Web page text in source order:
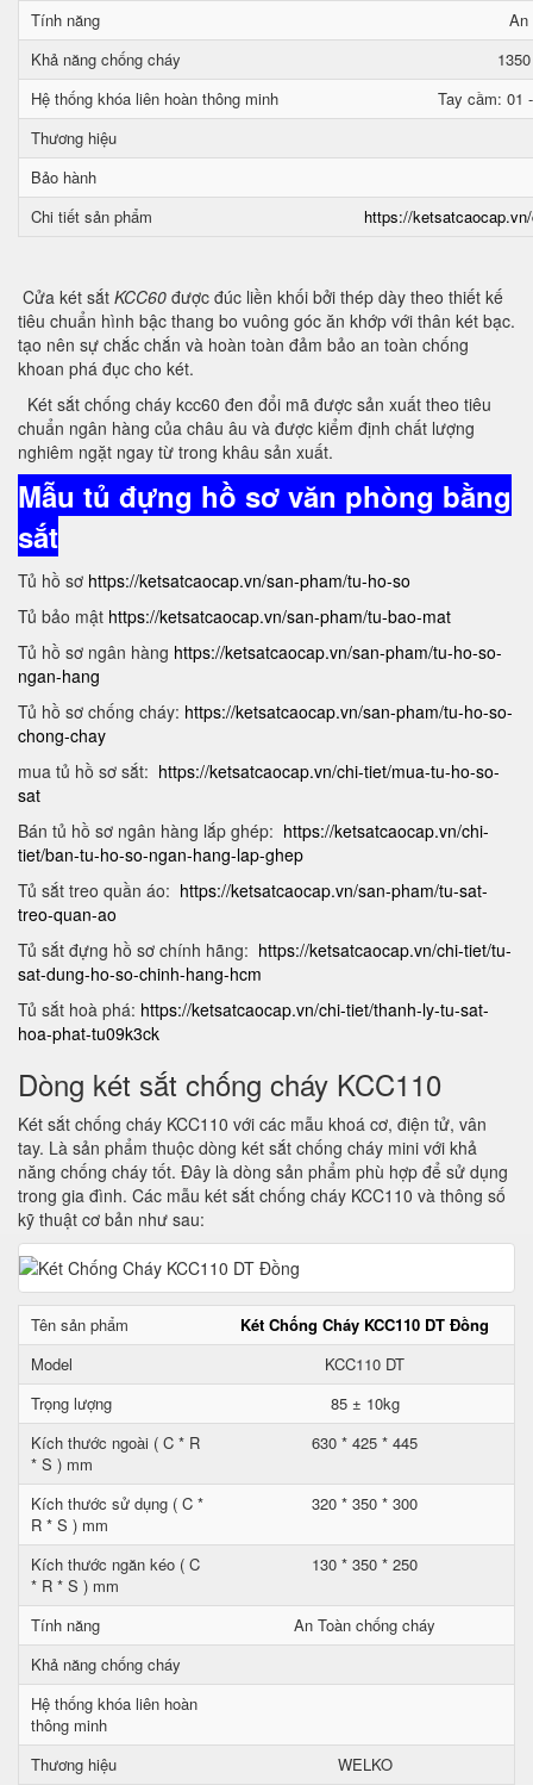
Tính năng
An
Khả năng chống cháy
Hệ thống khóa liên hoàn thông minh
Tay cầm: 01
Thương hiệu
Bảo hành
Chi tiết sản phẩm
https://
Cửa két sắt KCC60 được đúc liền khối bởi thép dày theo thiết kế
tiêu chuẩn hình bậc thang bo vuông góc ăn khớp với thân két bạc.
tạo nên sự chắc chắn và hoàn toàn đảm bảo an toàn chống
khoan phá đục cho két.
Két sắt chống cháy kcc60 đen đổi mã được sản xuất theo tiêu
chuẩn ngân hàng của châu âu và được kiểm định chất lượng
nghiêm ngặt ngay từ trong khâu sản xuất.
Mẫu tủ đựng hồ sơ văn phòng bằng
sắt
Tủ hồ sơ https://ketsatcaocap.vn/san-pham/tu-ho-so
Tủ bảo mật https://ketsatcaocap.vn/san-pham/tu-bao-mat
Tủ hồ sơ ngân hàng https://ketsatcaocap.vn/san-pham/tu-ho-so-
ngan-hang
Tủ hồ sơ chống cháy: https://ketsatcaocap.vn/san-pham/tu-ho-so-
chong-chay
mua tủ hồ sơ sắt: https://ketsatcaocap.vn/chi-tiet/mua-tu-ho-so-
sat
Bán tủ hồ sơ ngân hàng lắp ghép: https://ketsatcaocap.vn/chi-
tiet/ban-tu-ho-so-ngan-hang-lap-ghep
Tủ sắt treo quần áo: https://ketsatcaocap.vn/san-pham/tu-sat-
treo-quan-ao
Tủ sắt đựng hồ sơ chính hãng: https://ketsatcaocap.vn/chi-tiet/tu-
sat-dung-ho-so-chinh-hang-hcm
Tủ sắt hoà phá: https://ketsatcaocap.vn/chi-tiet/thanh-ly-tu-sat-
hoa-phat-tu09k3ck
Dòng két sắt chống cháy KCC110
Két sắt chống cháy KCC110 với các mẫu khoá cơ, điện tử, vân
tay. Là sản phẩm thuộc dòng két sắt chống cháy mini với khả
năng chống cháy tốt. Đây là dòng sản phẩm phù hợp để sử dụng
trong gia đình. Các mẫu két sắt chống cháy KCC110 và thông số
kỹ thuật cơ bản như sau:
Tên sản phẩm
Két Chống Cháy KCC110 DT Đồng
Model
KCC110 DT
Trọng lượng
85 ± 10kg
Kích thước ngoài ( C * R
* S ) mm
630 * 425 * 445
Kích thước sử dụng ( C *
R * S ) mm
320 * 350 * 300
Kích thước ngăn kéo ( C
* R * S ) mm
130 * 350 * 250
Tính năng
An Toàn chống cháy
Khả năng chống cháy
Hệ thống khóa liên hoàn
thông minh
Thương hiệu
WELKO